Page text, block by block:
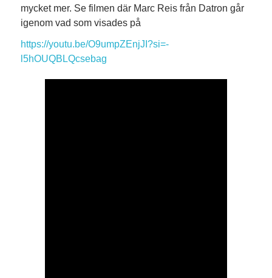
mycket mer. Se filmen där Marc Reis från Datron går
igenom vad som visades på
https://youtu.be/O9umpZEnjJI?si=-
l5hOUQBLQcsebag